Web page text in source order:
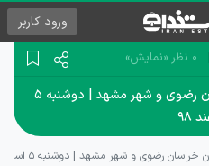
ورود کاربر
0 نظر «نمایش»
روزنامه استخدامی استان خراسان رضوی و شهر مشهد | دوشنبه ۵
۹۸
رضوی و شهر مشهد | دوشنبه ۵ اسفند ۹۸